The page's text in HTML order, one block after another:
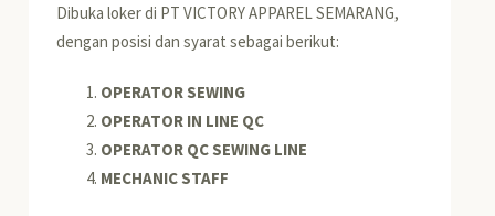
Dibuka loker di PT VICTORY APPAREL SEMARANG,
dengan posisi dan syarat sebagai berikut:
OPERATOR SEWING
OPERATOR IN LINE QC
OPERATOR QC SEWING LINE
MECHANIC STAFF